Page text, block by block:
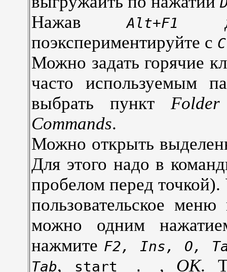
НажавAlt+F1
поэкспериментируйте с
Можно задать горячие
часто используемым
выбрать пункт
Commands.
Можно открыть
Для этого надо в
пробелом перед
пользовательское
можно одним
нажмите F2, Ins, O,
Tab, start . , OK.